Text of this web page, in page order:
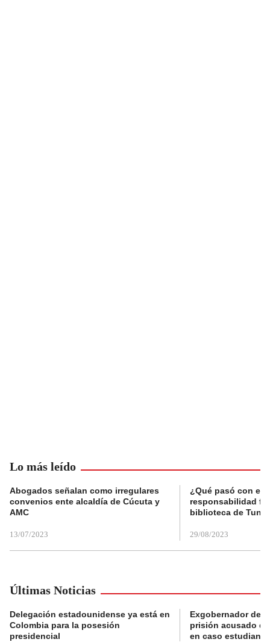
Lo más leído
Abogados señalan como irregulares
convenios ente alcaldía de Cúcuta y
AMC
13/07/2023
¿Qué pasó con el
responsabilidad
biblioteca de
29/08/2023
Últimas Noticias
Delegación estadounidense ya está en
Colombia para la posesión
presidencial
Exgobernador de
prisión acusado
en caso